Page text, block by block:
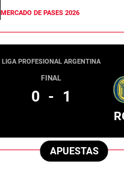
MERCADO DE PASES 2026
LIGA PROFESIONAL ARGENTINA
FINAL
0 - 1
APUESTAS